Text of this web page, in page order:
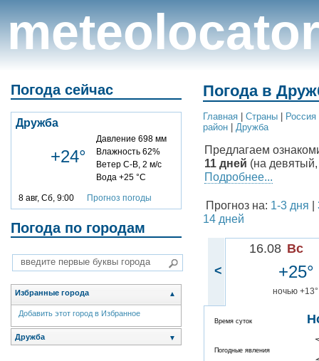
meteolocator
Погода сейчас
Дружба
+24°
Давление 698 мм
Влажность 62%
Ветер С-В, 2 м/с
Вода +25 °C
8 авг, Сб, 9:00 Прогноз погоды
Погода по городам
Избранные города ▲
Добавить этот город в Избранное
Дружба ▼
Погода в
Главная Cтраны Россия
район
Дружба
Предлагаем
11 дней (на
Подробнее...
Прогноз на: 1-3 дня
14 дней
<
16.08 Вс
+25°
ночью +13°
Время суток
Погодные явления